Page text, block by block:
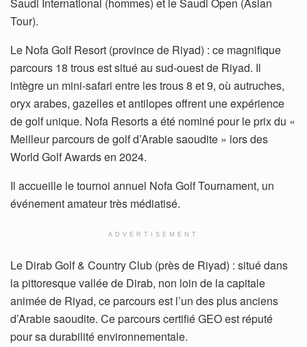
Saudi International (hommes) et le Saudi Open (Asian
Tour).
Le Nofa Golf Resort (province de Riyad) : ce magnifique
parcours 18 trous est situé au sud-ouest de Riyad. Il
intègre un mini-safari entre les trous 8 et 9, où autruches,
oryx arabes, gazelles et antilopes offrent une expérience
de golf unique. Nofa Resorts a été nominé pour le prix du «
Meilleur parcours de golf d’Arabie saoudite » lors des
World Golf Awards en 2024.
Il accueille le tournoi annuel Nofa Golf Tournament, un
événement amateur très médiatisé.
ADVERTISEMENT
Le Dirab Golf & Country Club (près de Riyad) : situé dans
la pittoresque vallée de Dirab, non loin de la capitale
animée de Riyad, ce parcours est l’un des plus anciens
d’Arabie saoudite. Ce parcours certifié GEO est réputé
pour sa durabilité environnementale.